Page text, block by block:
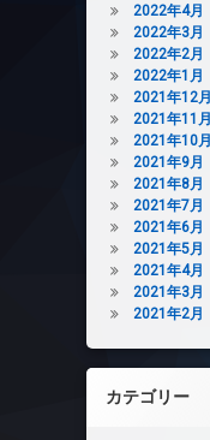
2022年4月
2022年3月
2022年2月
2022年1月
2021年12月
2021年11月
2021年10月
2021年9月
2021年8月
2021年7月
2021年6月
2021年5月
2021年4月
2021年3月
2021年2月
カテゴリー